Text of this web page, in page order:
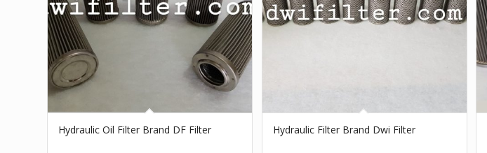
Hydraulic Oil Filter Brand DF Filter Hydraulic Filter Brand Dwi Filter